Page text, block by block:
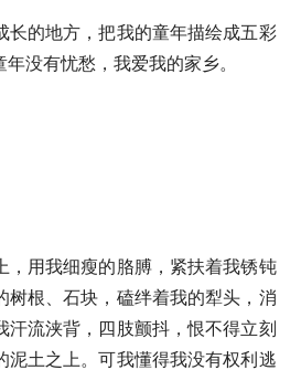
长的地方，把我的童年描绘成五彩
没有忧愁，我爱我的家乡。
，用我细瘦的胳膊，紧扶着我锈钝
树根、石块，磕绊着我的犁头，消
汗流浃背，四肢颤抖，恨不得立刻
泥土之上。可我懂得我没有权利逃